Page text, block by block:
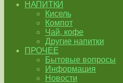
НАПИТКИ
Кисель
Компот
Чай, кофе
Другие напитки
ПРОЧЕЕ
Бытовые вопросы
Информация
Новости